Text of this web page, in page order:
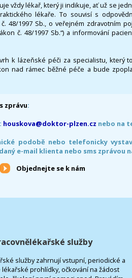
vždy lékař, který ji indikuje, ať už se
lékaře. To souvisí s
48/1997 Sb., o veřejném zdravotním
č. 48/1997 Sb.“) a informování
k lázeňské péči za specialistu, který
nad rámec běžné péče a bude
zprávu:
houskova@doktor-plzen.cz nebo na
podobě nebo telefonicky
e-mail klienta nebo sms zprávou
Objednejte se k nám
služby
služby zahrnují vstupní, periodické a
prohlídky, očkování na žádost